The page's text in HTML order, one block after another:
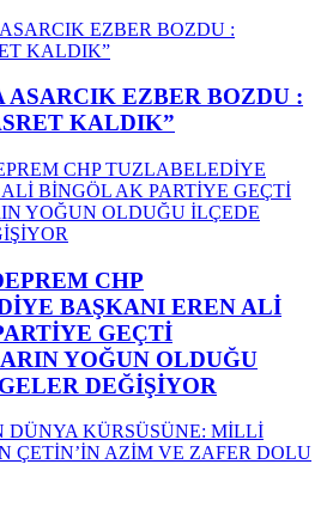
ASARCIK EZBER BOZDU :
KALDIK”
CHP
BAŞKANI EREN ALİ
GEÇTİ
YOĞUN OLDUĞU
DEĞİŞİYOR